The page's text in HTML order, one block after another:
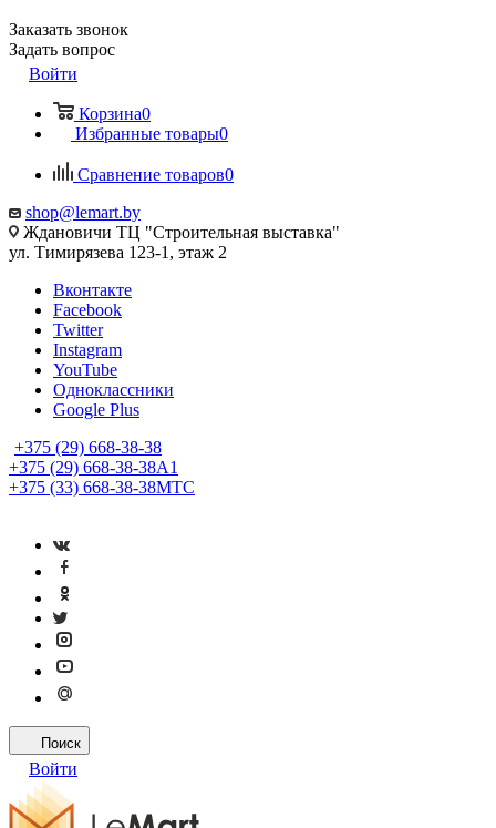
Заказать звонок
Задать вопрос
Войти
Корзина0
Избранные товары0
Сравнение товаров0
shop@lemart.by
Ждановичи ТЦ "Строительная выставка"
ул. Тимирязева 123-1, этаж 2
Вконтакте
Facebook
Twitter
Instagram
YouTube
Одноклассники
Google Plus
+375 (29) 668-38-38
+375 (29) 668-38-38A1
+375 (33) 668-38-38МТС
Поиск
Войти